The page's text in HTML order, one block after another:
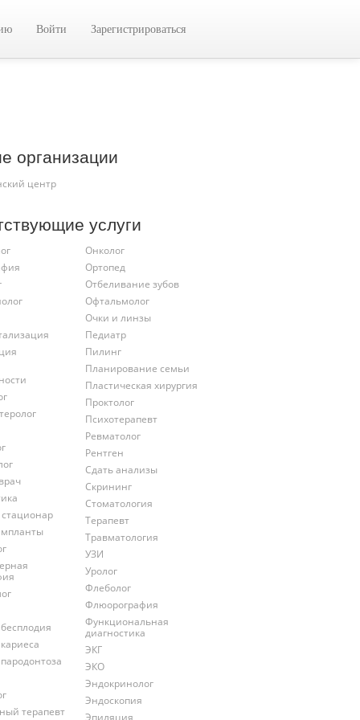
Войти Зарегистрироваться
организации
центр
услуги
терапевт
Онколог
Ортопед
Отбеливание зубов
Офтальмолог
Очки и линзы
Педиатр
Пилинг
Планирование семьи
Пластическая хирургия
Проктолог
Психотерапевт
Ревматолог
Рентген
Сдать анализы
Скрининг
Стоматология
Терапевт
Травматология
УЗИ
Уролог
Флеболог
Флюорография
Функциональная
диагностика
ЭКГ
ЭКО
Эндокринолог
Эндоскопия
Эпиляция